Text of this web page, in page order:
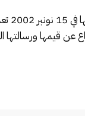
وبخصوص
عن قيمها ورسالتها